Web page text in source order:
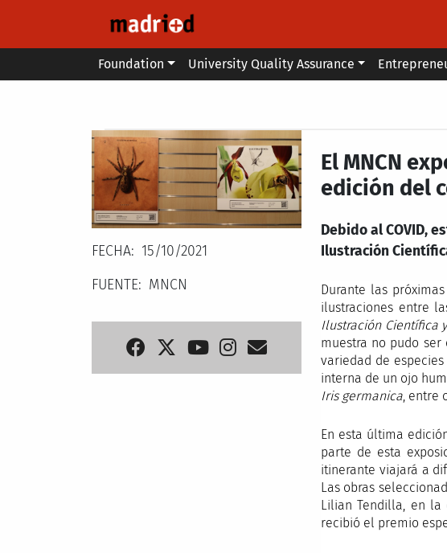
Main menu
Foundation University Quality Assurance
FECHA
15/10/2021
FUENTE
MNCN
El MNCN
edición del
Debido al COVID,
Ilustración
Durante las
ilustraciones entre
Ilustración Científica
muestra no pudo ser
variedad de
interna de un ojo
Iris germanica, entre
En esta última
parte de esta
itinerante viajará a
Las obras
Lilian Tendilla, en la
recibió el premio